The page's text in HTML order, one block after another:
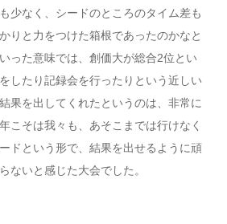
少なく、シードのところのタイム差も
りと力をつけた箱根であったのかなと
った意味では、創価大が総合2位とい
したり記録会を行ったりという近しい
果を出してくれたというのは、非常に
こそは我々も、あそこまでは行けなく
ドという形で、結果を出せるように頑
ないと感じた大会でした。